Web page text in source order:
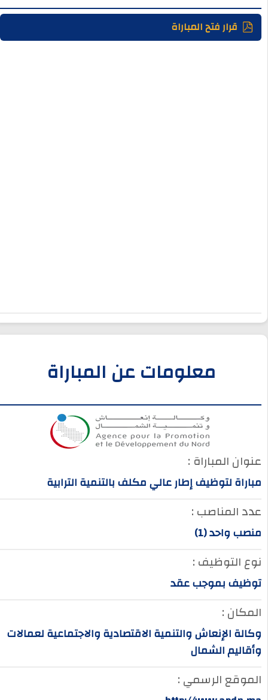
قرار فتح المباراة
معلومات عن المباراة
عنوان المباراة :
مباراة لتوظيف إطار عالي مكلف بالتنمية الترابية
عدد المناصب :
منصب واحد (1)
نوع التوظيف :
توظيف بموجب عقد
المكان :
وكالة الإنعاش والتنمية الاقتصادية والاجتماعية لعمالات
وأقاليم الشمال
الموقع الرسمي :